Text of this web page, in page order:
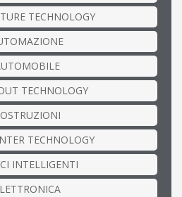
TECHNOLOGY
TECHNOLOGY
TECHNOLOGY
INTELLIGENTI